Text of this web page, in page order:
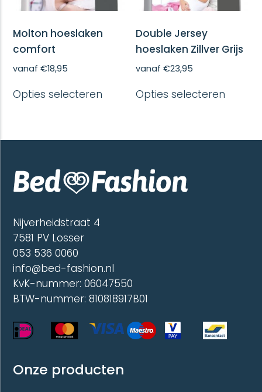
Molton hoeslaken
comfort
vanaf€18,95
Opties selecteren product
Deze
gekozen
worden
Double Jersey
hoeslaken Zillver Grijs
vanaf€23,95
Opties selecteren
Deze
Nijverheidstraat 4
7581 PV Losser
053 536 0060
info@bed-fashion.nl
KvK-nummer: 06047550
BTW-nummer: 810818917B01
Onze producten